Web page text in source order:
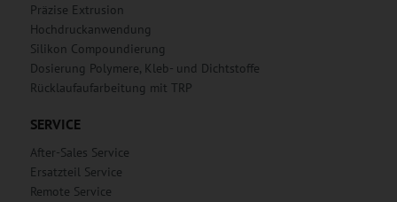
Präzise Extrusion
Hochdruckanwendung
Silikon Compoundierung
Dosierung Polymere, Kleb- und Dichtstoffe
Rücklaufaufarbeitung mit TRP
SERVICE
After-Sales Service
Ersatzteil Service
Remote Service